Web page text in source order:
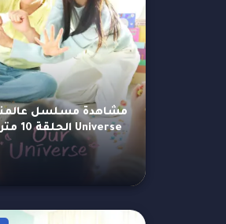
Universe الحلقة 10 مترجمة